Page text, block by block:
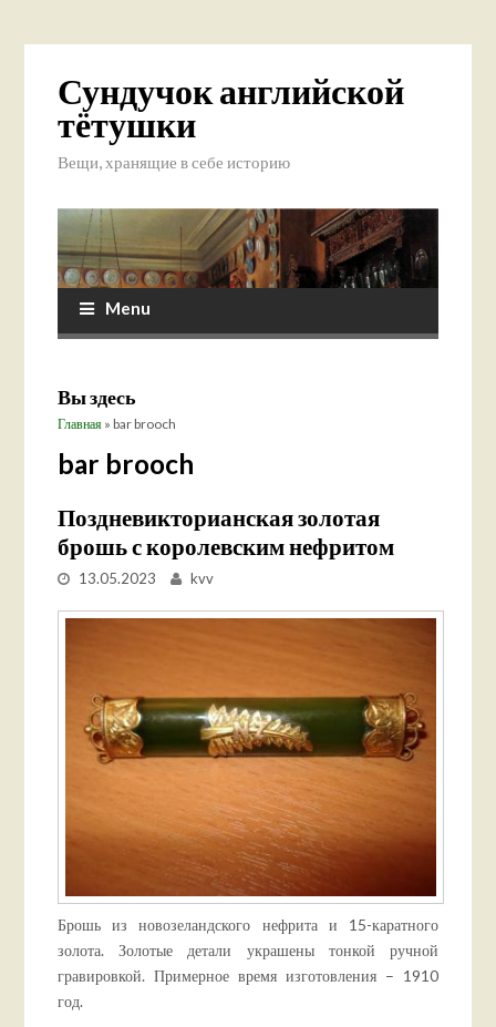
Сундучок английской
тётушки
Вещи, хранящие в себе историю
Menu
Вы здесь
Главная » bar brooch
bar brooch
Поздневикторианская золотая
брошь с королевским нефритом
13.05.2023 kvv
Брошь из новозеландского нефрита и 15-каратного
золота. Золотые детали украшены тонкой ручной
гравировкой. Примерное время изготовления – 1910
год.